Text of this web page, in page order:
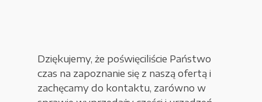
Dziękujemy, że poświęciliście Państwo
czas na zapoznanie się z naszą ofertą i
zachęcamy do kontaktu, zarówno w